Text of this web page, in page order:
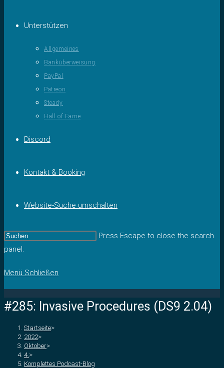
Unterstützen
Allgemeines
Banküberweisung
PayPal
Patreon
Steady
Hall of Fame
Discord
Kontakt & Booking
Website-Suche umschalten
Press Escape to close the search
panel.
Menü Schließen
#285: Invasive Procedures (DS9 2.04)
Startseite>
2022>
Oktober>
4. >
Komplettes Podcast-Blog